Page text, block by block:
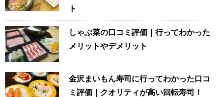
ト
しゃぶ菜の口コミ評価｜行ってわかった
メリットやデメリット
金沢まいもん寿司に行ってわかった口コ
ミ評価｜クオリティが高い回転寿司！